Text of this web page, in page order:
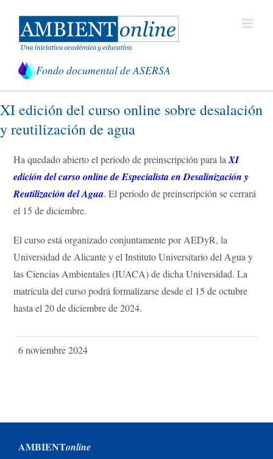
contenido
Fondo documental de ASERSA
XI edición del curso online sobre desalación
y reutilización de agua
Ha quedado abierto el periodo de preinscripción para la XI
edición del curso online de Especialista en Desalinización y
Reutilización del Agua. El periodo de preinscripción se cerrará
el 15 de diciembre.
El curso está organizado conjuntamente por AEDyR, la
Universidad de Alicante y el Instituto Universitario del Agua y
las Ciencias Ambientales (IUACA) de dicha Universidad. La
matrícula del curso podrá formalizarse desde el 15 de octubre
hasta el 20 de diciembre de 2024.
6 noviembre 2024
AMBIENTonline